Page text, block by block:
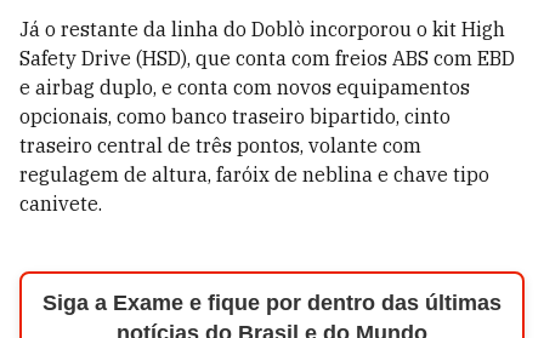
Já o restante da linha do Doblò incorporou o kit High
Safety Drive (HSD), que conta com freios ABS com EBD
e airbag duplo, e conta com novos equipamentos
opcionais, como banco traseiro bipartido, cinto
traseiro central de três pontos, volante com
regulagem de altura, faróix de neblina e chave tipo
canivete.
Siga a Exame e fique por dentro das últimas
notícias do Brasil e do Mundo